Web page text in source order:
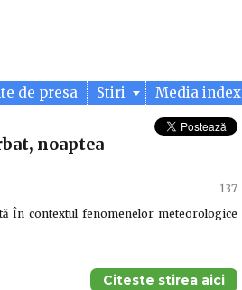
de presa Stiri Media index
noaptea
137
În contextul fenomenelor meteorologice
Citeste stirea aici